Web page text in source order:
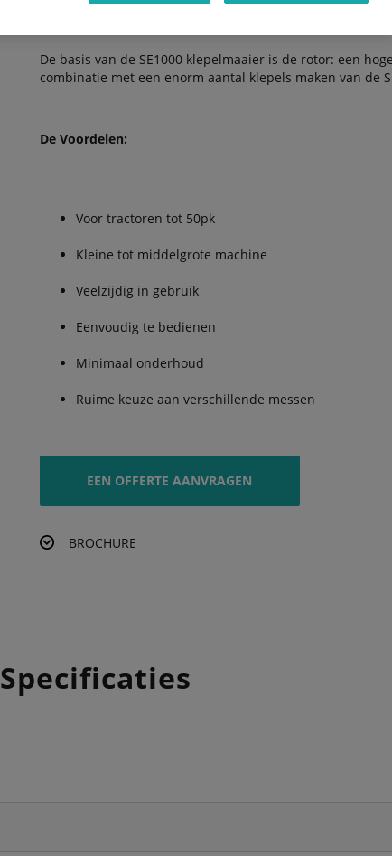
De basis van de SE1000 klepelmaaier is de rotor: een
combinatie met een enorm aantal klepels maken van de
De Voordelen:
Voor tractoren tot 50pk
Kleine tot middelgrote machine
Veelzijdig in gebruik
Eenvoudig te bedienen
Minimaal onderhoud
Ruime keuze aan verschillende messen
EEN OFFERTE AANVRAGEN
BROCHURE
Specificaties